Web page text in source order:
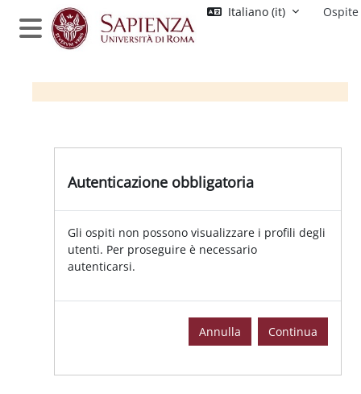
Vai al contenuto principale
Pannello laterale
Italiano ‎(it)‎ Ospite
Autenticazione obbligatoria
Gli ospiti non possono visualizzare i profili degli
utenti. Per proseguire è necessario
autenticarsi.
Annulla Continua